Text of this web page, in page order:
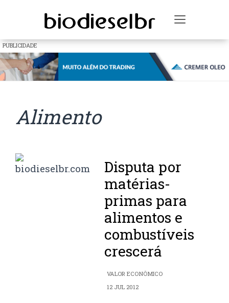
Toggle
PUBLICIDADE
Alimento
Disputa por
matérias-
primas para
alimentos e
combustíveis
crescerá
VALOR ECONÔMICO
12 JUL 2012